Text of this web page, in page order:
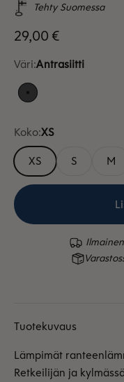
Tehty Suomessa
Alennushinta
29,00 €
Väri:Antrasiitti
Antrasiitti
Koko:XS
XS S M
Tuotekuvaus
Lämpimät
Retkeilijän ja